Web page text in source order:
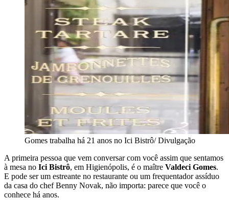
Gomes trabalha há 21 anos no Ici Bistrô/ Divulgação
A primeira pessoa que vem conversar com você assim que sentamos
à mesa no Ici Bistrô, em Higienópolis, é o maître Valdeci Gomes.
E pode ser um estreante no restaurante ou um frequentador assíduo
da casa do chef Benny Novak, não importa: parece que você o
conhece há anos.